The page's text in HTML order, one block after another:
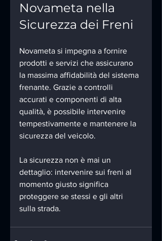
Novameta nella
Sicurezza dei Freni
Novameta si impegna a fornire
prodotti e servizi che assicurano
la massima affidabilità del sistema
frenante. Grazie a controlli
accurati e componenti di alta
qualità, è possibile intervenire
tempestivamente e mantenere la
sicurezza del veicolo.
La sicurezza non è mai un
dettaglio: intervenire sui freni al
momento giusto significa
proteggere se stessi e gli altri
sulla strada.